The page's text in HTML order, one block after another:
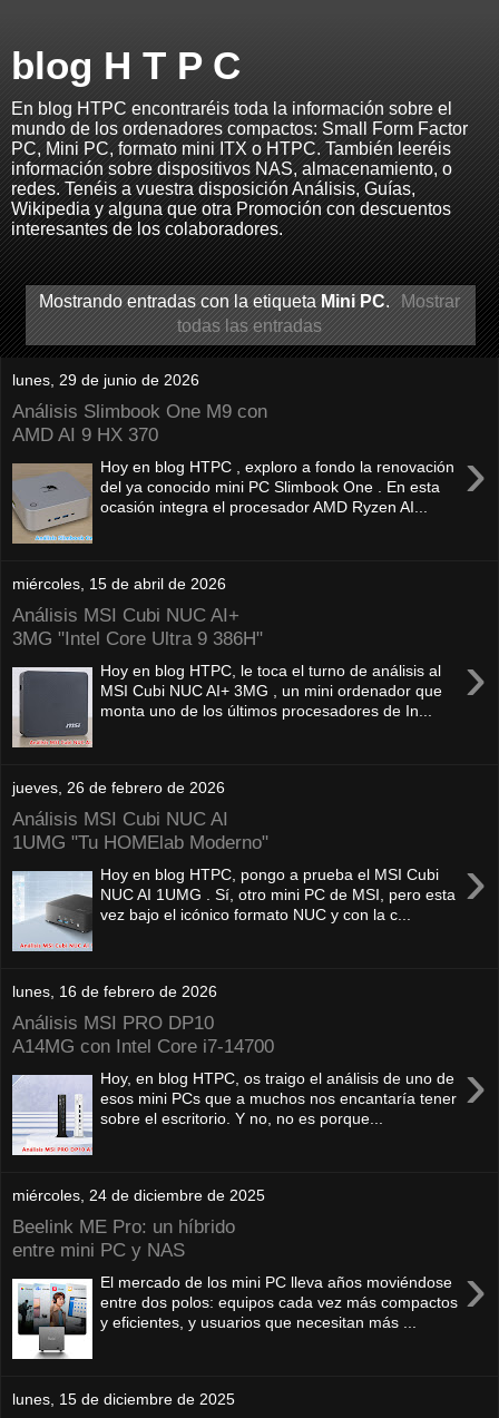
blog H T P C
En blog HTPC encontraréis toda la información sobre el
mundo de los ordenadores compactos: Small Form Factor
PC, Mini PC, formato mini ITX o HTPC. También leeréis
información sobre dispositivos NAS, almacenamiento, o
redes. Tenéis a vuestra disposición Análisis, Guías,
Wikipedia y alguna que otra Promoción con descuentos
interesantes de los colaboradores.
Mostrando entradas con la etiquetaMini PC. Mostrar
todas las entradas
lunes, 29 de junio de 2026
Análisis Slimbook One M9 con
AMD AI 9 HX 370
›
Hoy en blog HTPC , exploro a fondo la renovación
del ya conocido mini PC Slimbook One . En esta
ocasión integra el procesador AMD Ryzen AI...
miércoles, 15 de abril de 2026
Análisis MSI Cubi NUC AI+
3MG "Intel Core Ultra 9 386H"
›
Hoy en blog HTPC, le toca el turno de análisis al
MSI Cubi NUC AI+ 3MG , un mini ordenador que
monta uno de los últimos procesadores de In...
jueves, 26 de febrero de 2026
Análisis MSI Cubi NUC AI
1UMG "Tu HOMElab Moderno"
›
Hoy en blog HTPC, pongo a prueba el MSI Cubi
NUC AI 1UMG . Sí, otro mini PC de MSI, pero esta
vez bajo el icónico formato NUC y con la c...
lunes, 16 de febrero de 2026
Análisis MSI PRO DP10
A14MG con Intel Core i7-14700
›
Hoy, en blog HTPC, os traigo el análisis de uno de
esos mini PCs que a muchos nos encantaría tener
sobre el escritorio. Y no, no es porque...
miércoles, 24 de diciembre de 2025
Beelink ME Pro: un híbrido
entre mini PC y NAS
›
El mercado de los mini PC lleva años moviéndose
entre dos polos: equipos cada vez más compactos
y eficientes, y usuarios que necesitan más ...
lunes, 15 de diciembre de 2025